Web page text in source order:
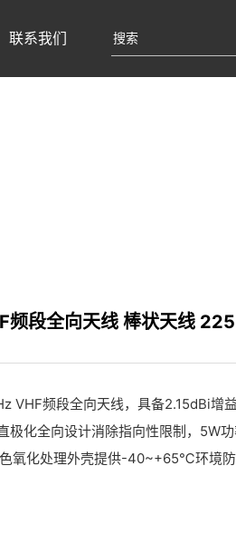
联系我们
段全向天线 棒状天线
VHF频段全向天线，具备2.15dBi增
极化全向设计消除指向性限制，5W
氧化处理外壳提供-40~+65℃环境防